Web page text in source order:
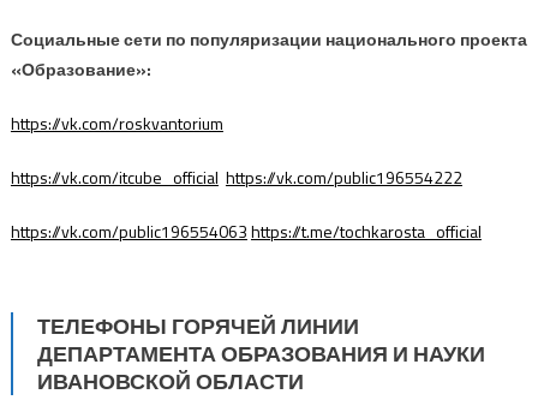
Социальные сети по популяризации национального проекта
«Образование»:
https://vk.com/roskvantorium
https://vk.com/itcube_official https://vk.com/public196554222
https://vk.com/public196554063https://t.me/tochkarosta_official
ТЕЛЕФОНЫ ГОРЯЧЕЙ ЛИНИИ
ДЕПАРТАМЕНТА ОБРАЗОВАНИЯ И НАУКИ
ИВАНОВСКОЙ ОБЛАСТИ